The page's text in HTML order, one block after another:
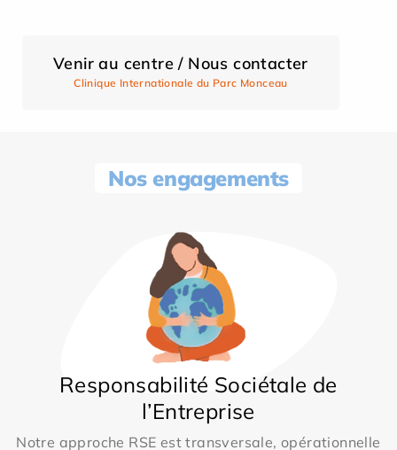
Venir au centre / Nous contacter
Clinique Internationale du Parc Monceau
Nos engagements
Responsabilité Sociétale de
l’Entreprise
Notre approche RSE est transversale, opérationnelle